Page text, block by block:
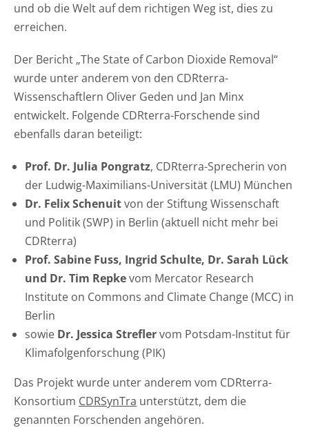
und ob die Welt auf dem richtigen Weg ist, dies zu
erreichen.
Der Bericht „The State of Carbon Dioxide Removal“
wurde unter anderem von den CDRterra-
Wissenschaftlern Oliver Geden und Jan Minx
entwickelt. Folgende CDRterra-Forschende sind
ebenfalls daran beteiligt:
Prof. Dr. Julia Pongratz, CDRterra-Sprecherin von
der Ludwig-Maximilians-Universität (LMU) München
Dr. Felix Schenuitvon der Stiftung Wissenschaft
und Politik (SWP) in Berlin (aktuell nicht mehr bei
CDRterra)
Prof. Sabine Fuss, Ingrid Schulte, Dr. Sarah Lück
und Dr. Tim Repkevom Mercator Research
Institute on Commons and Climate Change (MCC) in
Berlin
sowie Dr. Jessica Streflervom Potsdam-Institut für
Klimafolgenforschung (PIK)
Das Projekt wurde unter anderem vom CDRterra-
Konsortium CDRSynTra unterstützt, dem die
genannten Forschenden angehören.